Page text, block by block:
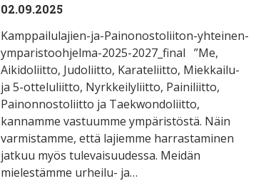
02.09.2025
Kamppailulajien-ja-Painonostoliiton-yhteinen-
ymparistoohjelma-2025-2027_final ”Me,
Aikidoliitto, Judoliitto, Karateliitto, Miekkailu-
ja 5-otteluliitto, Nyrkkeilyliitto, Painiliitto,
Painonnostoliitto ja Taekwondoliitto,
kannamme vastuumme ympäristöstä. Näin
varmistamme, että lajiemme harrastaminen
jatkuu myös tulevaisuudessa. Meidän
mielestämme urheilu- ja…